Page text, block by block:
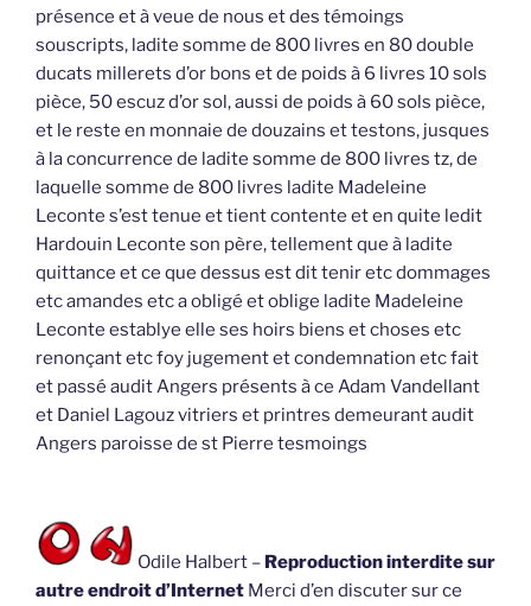
présence et à veue de nous et des témoings
souscripts, ladite somme de 800 livres en 80 double
ducats millerets d’or bons et de poids à 6 livres 10 sols
pièce, 50 escuz d’or sol, aussi de poids à 60 sols pièce,
et le reste en monnaie de douzains et testons, jusques
à la concurrence de ladite somme de 800 livres tz, de
laquelle somme de 800 livres ladite Madeleine
Leconte s’est tenue et tient contente et en quite ledit
Hardouin Leconte son père, tellement que à ladite
quittance et ce que dessus est dit tenir etc dommages
etc amandes etc a obligé et oblige ladite Madeleine
Leconte establye elle ses hoirs biens et choses etc
renonçant etc foy jugement et condemnation etc fait
et passé audit Angers présents à ce Adam Vandellant
et Daniel Lagouz vitriers et printres demeurant audit
Angers paroisse de st Pierre tesmoings
Odile Halbert – Reproduction interdite sur
autre endroit d’Internet Merci d’en discuter sur ce